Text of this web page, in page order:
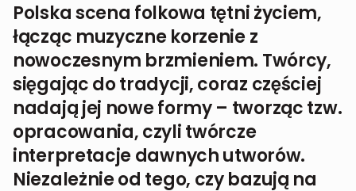
Polska scena folkowa tętni życiem,
łącząc muzyczne korzenie z
nowoczesnym brzmieniem. Twórcy,
sięgając do tradycji, coraz częściej
nadają jej nowe formy – tworząc tzw.
opracowania, czyli twórcze
interpretacje dawnych utworów.
Niezależnie od tego, czy bazują na